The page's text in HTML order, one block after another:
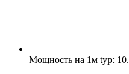
Мощность на 1м typ: